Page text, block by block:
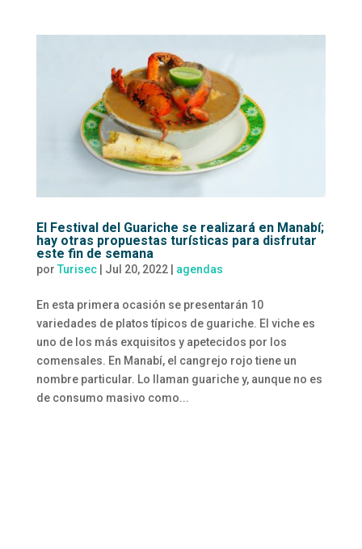
El Festival del Guariche se realizará en Manabí;
hay otras propuestas turísticas para disfrutar
este fin de semana
por Turisec| Jul 20, 2022| agendas
En esta primera ocasión se presentarán 10
variedades de platos típicos de guariche. El viche es
uno de los más exquisitos y apetecidos por los
comensales. En Manabí, el cangrejo rojo tiene un
nombre particular. Lo llaman guariche y, aunque no es
de consumo masivo como...